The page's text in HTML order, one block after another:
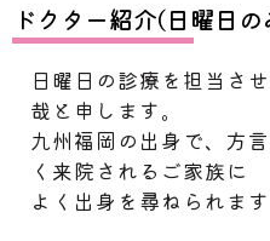
ドクター紹介(日曜日
日曜日の診療を担当さ
哉と申します。
九州福岡の出身で、方
く来院されるご家族に
よく出身を尋ねられます